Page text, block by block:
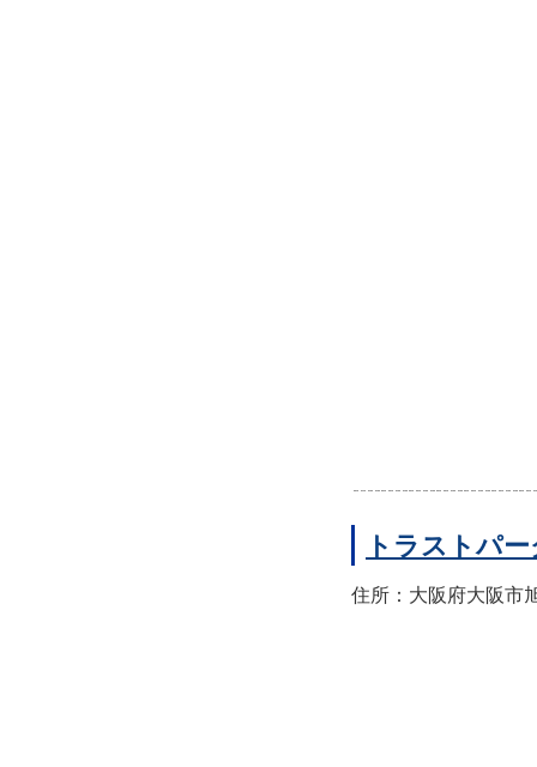
トラストパ
住所：大阪府大阪市